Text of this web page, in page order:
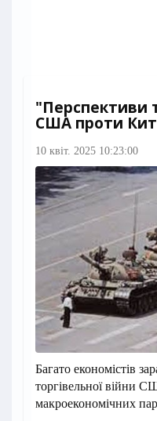
"Перспективи
США проти
10 квіт. 2025 10:23:00
Багато економістів
торгівельної війни
макроекономічних